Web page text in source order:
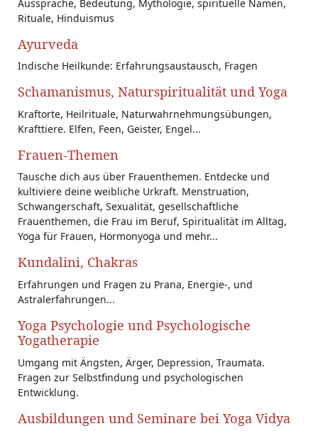
Aussprache, Bedeutung, Mythologie, spirituelle Namen,
Rituale, Hinduismus
Ayurveda
Indische Heilkunde: Erfahrungsaustausch, Fragen
Schamanismus, Naturspiritualität und Yoga
Kraftorte, Heilrituale, Naturwahrnehmungsübungen,
Krafttiere. Elfen, Feen, Geister, Engel...
Frauen-Themen
Tausche dich aus über Frauenthemen. Entdecke und
kultiviere deine weibliche Urkraft. Menstruation,
Schwangerschaft, Sexualität, gesellschaftliche
Frauenthemen, die Frau im Beruf, Spiritualität im Alltag,
Yoga für Frauen, Hormonyoga und mehr...
Kundalini, Chakras
Erfahrungen und Fragen zu Prana, Energie-, und
Astralerfahrungen...
Yoga Psychologie und Psychologische
Yogatherapie
Umgang mit Ängsten, Ärger, Depression, Traumata.
Fragen zur Selbstfindung und psychologischen
Entwicklung.
Ausbildungen und Seminare bei Yoga Vidya